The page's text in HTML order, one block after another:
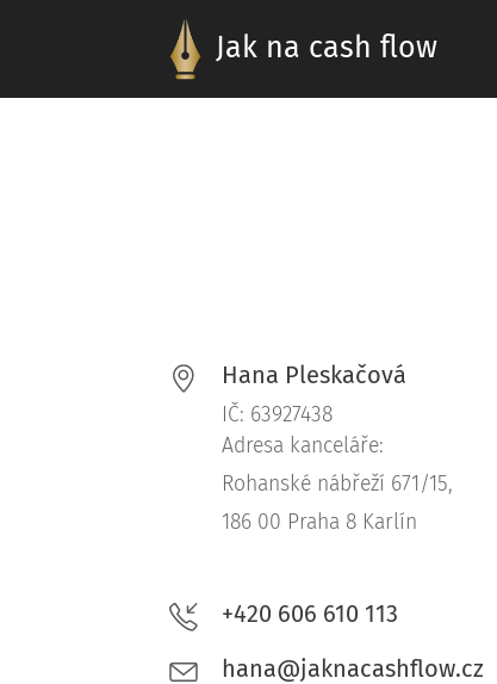
Jak na cash flow
Hana Pleskačová
IČ: 63927438
Adresa kanceláře:
Rohanské nábřeží 671/15,
186 00 Praha 8 Karlín
+420 606 610 113
hana@jaknacashflow.cz